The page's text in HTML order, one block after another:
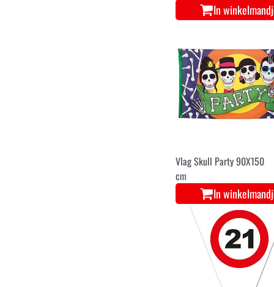
In
Vlag Skull Party 90X150
cm
In